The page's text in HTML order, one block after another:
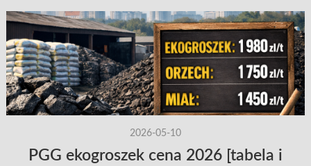
2026-05-10
PGG ekogroszek cena 2026 [tabela i